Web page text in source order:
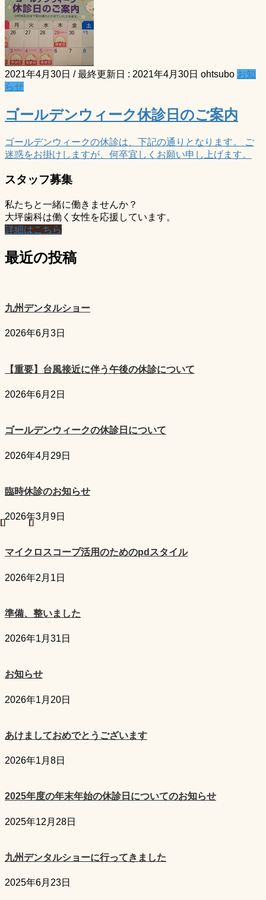
2021年4月30日 / 最終更新日 : 2021年4月30日 ohtsubo お知
らせ
ゴールデンウィーク休診日のご案内
ゴールデンウィークの休診は、下記の通りとなります。 ご
迷惑をお掛けしますが、何卒宜しくお願い申し上げます。
スタッフ募集
私たちと一緒に働きませんか？
大坪歯科は働く女性を応援しています。
詳細はこちら
最近の投稿
九州デンタルショー
2026年6月3日
【重要】台風接近に伴う午後の休診について
2026年6月2日
ゴールデンウィークの休診日について
2026年4月29日
臨時休診のお知らせ
2026年3月9日
マイクロスコープ活用のためのpdスタイル
2026年2月1日
準備、整いました
2026年1月31日
お知らせ
2026年1月20日
あけましておめでとうございます
2026年1月8日
2025年度の年末年始の休診日についてのお知らせ
2025年12月28日
九州デンタルショーに行ってきました
2025年6月23日